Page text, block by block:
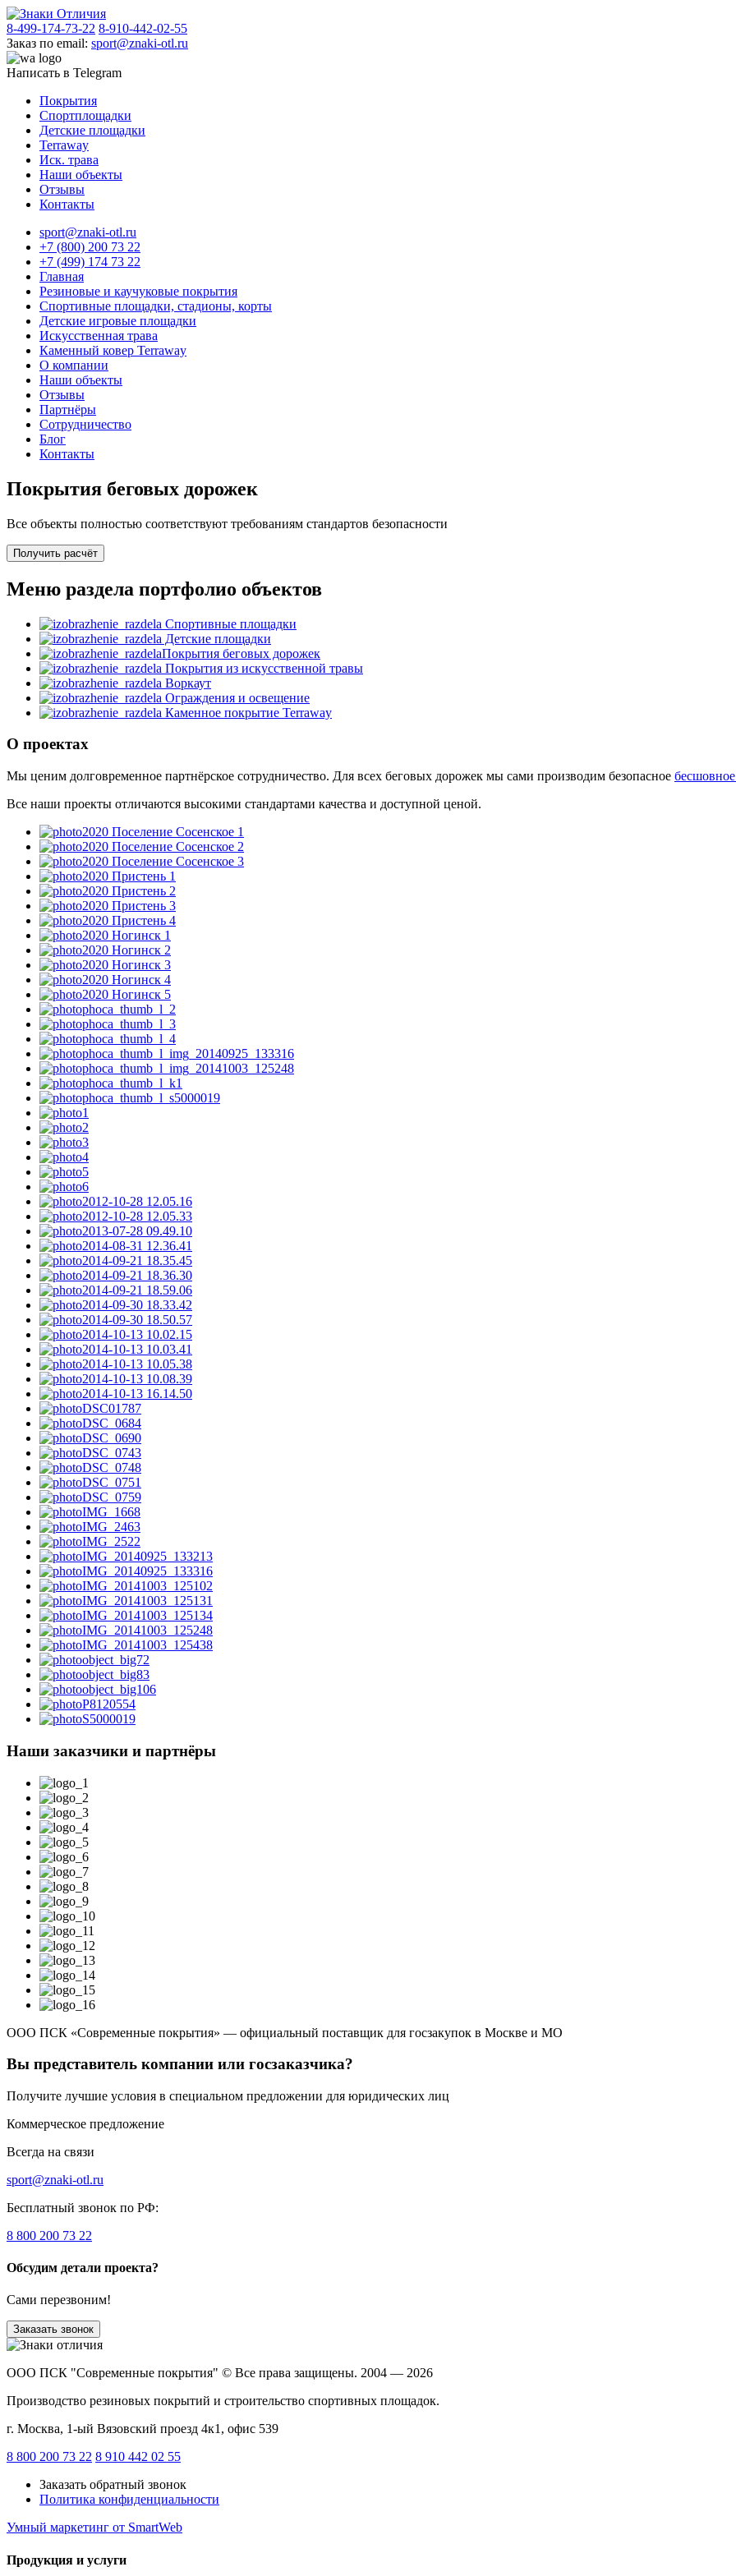
8-499-174-73-22 8-910-442-02-55
Заказ по email: sport@znaki-otl.ru
Написать в Telegram
Покрытия
Спортплощадки
Детские площадки
Terraway
Иск. трава
Наши объекты
Отзывы
Контакты
sport@znaki-otl.ru
+7 (800) 200 73 22
+7 (499) 174 73 22
Главная
Резиновые и каучуковые покрытия
Спортивные площадки, стадионы, корты
Детские игровые площадки
Искусственная трава
Каменный ковер Terraway
О компании
Наши объекты
Отзывы
Партнёры
Сотрудничество
Блог
Контакты
Покрытия беговых дорожек
Все объекты полностью соответствуют требованиям стандартов безопасности
Получить расчёт
Меню раздела портфолио объектов
Спортивные площадки
Детские площадки
Покрытия беговых дорожек
Покрытия из искусственной травы
Воркаут
Ограждения и освещение
Каменное покрытие Terraway
О проектах
Мы ценим долговременное партнёрское сотрудничество. Для всех беговых дорожек мы сами производим безопасное
Все наши проекты отличаются высокими стандартами качества и доступной ценой.
2020 Поселение Сосенское 1
2020 Поселение Сосенское 2
2020 Поселение Сосенское 3
2020 Пристень 1
2020 Пристень 2
2020 Пристень 3
2020 Пристень 4
2020 Ногинск 1
2020 Ногинск 2
2020 Ногинск 3
2020 Ногинск 4
2020 Ногинск 5
phoca_thumb_l_2
phoca_thumb_l_3
phoca_thumb_l_4
phoca_thumb_l_img_20140925_133316
phoca_thumb_l_img_20141003_125248
phoca_thumb_l_k1
phoca_thumb_l_s5000019
1
2
3
4
5
6
2012-10-28 12.05.16
2012-10-28 12.05.33
2013-07-28 09.49.10
2014-08-31 12.36.41
2014-09-21 18.35.45
2014-09-21 18.36.30
2014-09-21 18.59.06
2014-09-30 18.33.42
2014-09-30 18.50.57
2014-10-13 10.02.15
2014-10-13 10.03.41
2014-10-13 10.05.38
2014-10-13 10.08.39
2014-10-13 16.14.50
DSC01787
DSC_0684
DSC_0690
DSC_0743
DSC_0748
DSC_0751
DSC_0759
IMG_1668
IMG_2463
IMG_2522
IMG_20140925_133213
IMG_20140925_133316
IMG_20141003_125102
IMG_20141003_125131
IMG_20141003_125134
IMG_20141003_125248
IMG_20141003_125438
object_big72
object_big83
object_big106
P8120554
S5000019
Наши заказчики и партнёры
ООО ПСК «Современные покрытия» — официальный поставщик для госзакупок в Москве и МО
Вы представитель компании или госзаказчика?
Получите лучшие условия в специальном предложении для юридических лиц
Коммерческое предложение
Всегда на связи
sport@znaki-otl.ru
Бесплатный звонок по РФ:
8 800 200 73 22
Обсудим детали проекта?
Сами перезвоним!
Заказать звонок
ООО ПСК "Современные покрытия" © Все права защищены. 2004 — 2026
Производство резиновых покрытий и строительство спортивных площадок.
г. Москва, 1-ый Вязовский проезд 4к1, офис 539
8 800 200 73 22 8 910 442 02 55
Заказать обратный звонок
Политика конфиденциальности
Умный маркетинг от SmartWeb
Продукция и услуги